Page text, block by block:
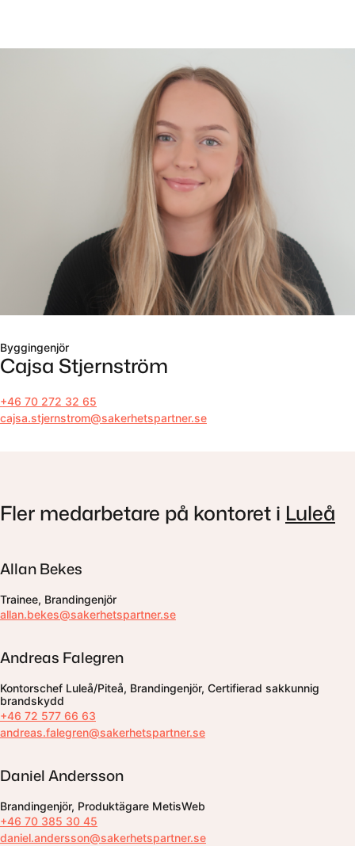
Byggingenjör
Cajsa Stjernström
+46 70 272 32 65
cajsa.stjernstrom@sakerhetspartner.se
Fler medarbetare på kontoret i Luleå
Allan Bekes
Trainee, Brandingenjör
allan.bekes@sakerhetspartner.se
Andreas Falegren
Kontorschef Luleå/Piteå, Brandingenjör, Certifierad sakkunnig
brandskydd
+46 72 577 66 63
andreas.falegren@sakerhetspartner.se
Daniel Andersson
Brandingenjör, Produktägare MetisWeb
+46 70 385 30 45
daniel.andersson@sakerhetspartner.se